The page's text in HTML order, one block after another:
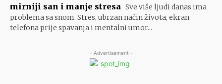
mirniji san i manje stresa Sve više ljudi danas ima
problema sa snom. Stres, ubrzan način života, ekran
telefona prije spavanja i mentalni umor...
- Advertisement -